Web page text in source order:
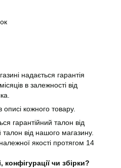
надається гарантія
в залежності від
описі кожного товару.
гарантійний талон від
від нашого магазину.
якості протягом 14
чи збірки?